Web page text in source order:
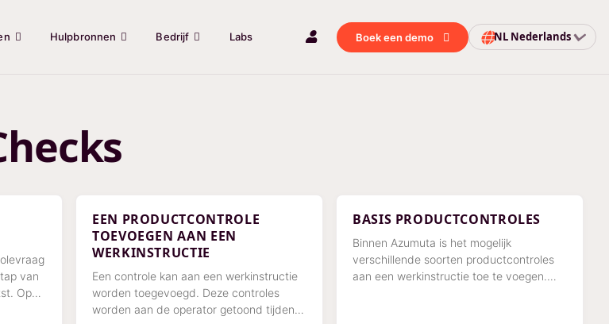
Hulpbronnen Bedrijf Labs Boek een demo NL Nederlands
van
Op
EEN PRODUCTCONTROLE
TOEVOEGEN AAN EEN
WERKINSTRUCTIE
Een controle kan aan een werkinstructie
worden toegevoegd. Deze controles
worden aan de operator getoond tijdens
BASIS PRODUCTCONTROLES
Binnen Azumuta is het mogelijk
verschillende soorten productcontroles
aan een werkinstructie toe te voegen.